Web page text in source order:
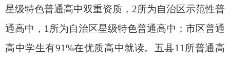
星级特色普通高中双重资质，2所为自治区示范性普
通高中，1所为自治区星级特色普通高中；市区普通
高中学生有91%在优质高中就读。五县11所普通高